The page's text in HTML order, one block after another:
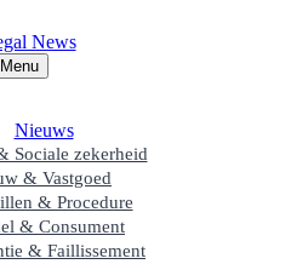
Menu
Nieuws
Sociale zekerheid
& Vastgoed
& Procedure
& Consument
& Faillissement